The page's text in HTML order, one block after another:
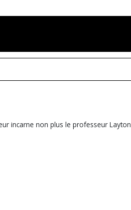
incarne non plus le professeur